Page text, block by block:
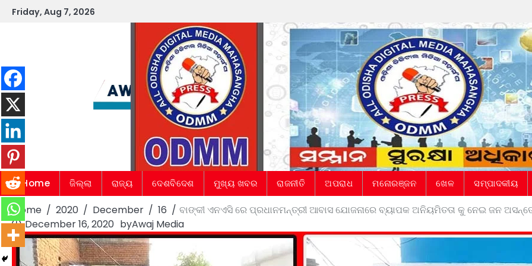
SkipFriday, Aug 7, 2026
Home ଜିଲ୍ଲା ରାଜ୍ୟ ଦେଶବିଦେଶ ମୁଖ୍ୟ ଖବର ରାଜନୀତି ଅପରାଧ ମନୋରଞ୍ଜନ ଖେଳ ସମ୍ପାଦକୀୟ
Home 2020 December 16
ବାଙ୍କୀ ଏନଏସି ରେ ପ୍ରଧାନମନ୍ତ୍ରୀ ଆବାସ ଯୋଜନାରେ ବ୍ୟାପକ ଅନିୟମିତତା କୁ ନେଇ ଜନ
December 16, 2020 byAwaj Media